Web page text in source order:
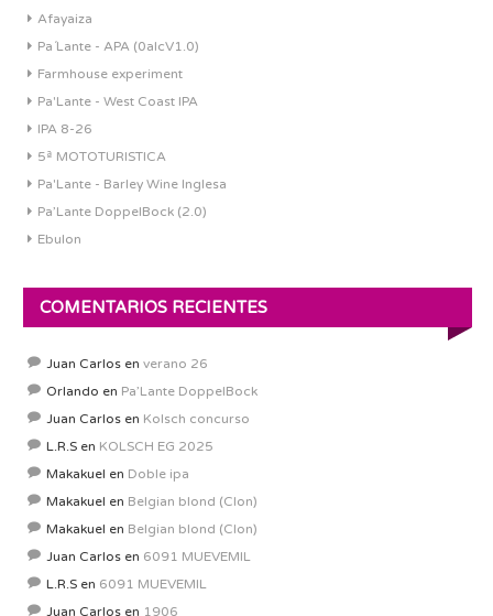
Afayaiza
Pa´Lante - APA (0alcV1.0)
Farmhouse experiment
Pa'Lante - West Coast IPA
IPA 8-26
5ª MOTOTURISTICA
Pa'Lante - Barley Wine Inglesa
Pa’Lante DoppelBock (2.0)
Ebulon
COMENTARIOS RECIENTES
Juan Carlos en verano 26
Orlando en Pa’Lante DoppelBock
Juan Carlos en Kolsch concurso
L.R.S en KOLSCH EG 2025
Makakuel en Doble ipa
Makakuel en Belgian blond (Clon)
Makakuel en Belgian blond (Clon)
Juan Carlos en 6091 MUEVEMIL
L.R.S en 6091 MUEVEMIL
Juan Carlos en 1906